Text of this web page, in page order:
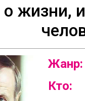
о жизни,
Жанр:
Кто: